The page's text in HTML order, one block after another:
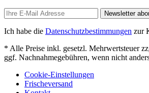
Newsletter
Ich habe die Datenschutzbestimmungen zur
* Alle Preise inkl. gesetzl. Mehrwertsteuer
ggf. Nachnahmegebühren, wenn nicht
Cookie-Einstellungen
Frischeversand